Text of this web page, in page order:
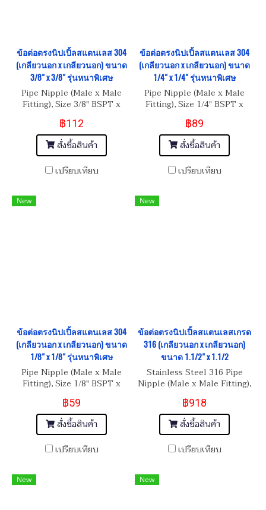
ข้อต่อตรงนิปเปิ้ลสแตนเลส 304
(เกลียวนอก x เกลียวนอก) ขนาด
3/8" x 3/8" รุ่นหนาพิเศษ
Pipe Nipple (Male x Male
Fitting), Size 3/8" BSPT x
3/8" BSPT
฿112
สั่งซื้อสินค้า
เปรียบเทียบ
ข้อต่อตรงนิปเปิ้ลสแตนเลส 304
(เกลียวนอก x เกลียวนอก) ขนาด
1/4" x 1/4" รุ่นหนาพิเศษ
Pipe Nipple (Male x Male
Fitting), Size 1/4" BSPT x
1/4" BSPT
฿89
สั่งซื้อสินค้า
เปรียบเทียบ
New
ข้อต่อตรงนิปเปิ้ลสแตนเลส 304
(เกลียวนอก x เกลียวนอก) ขนาด
1/8" x 1/8" รุ่นหนาพิเศษ
Pipe Nipple (Male x Male
Fitting), Size 1/8" BSPT x
฿59
สั่งซื้อสินค้า
เปรียบเทียบ
New
ข้อต่อตรงนิปเปิ้ลสแตนเลสเกรด
316 (เกลียวนอก x เกลียวนอก)
ขนาด 1.1/2" x 1.1/2
Stainless Steel 316 Pipe
Nipple (Male x Male Fitting),
BSPT
฿918
สั่งซื้อสินค้า
เปรียบเทียบ
New New